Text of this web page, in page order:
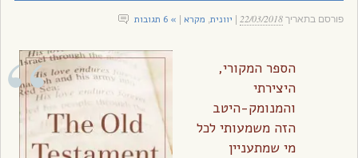
פורסם בתאריך22/03/2018 יוונית, מקרא » 6 תגובות
הספר המקורי,
היצירתי
והמנומק-היטב
הזה משמעותי לכל
מי שמתעניין